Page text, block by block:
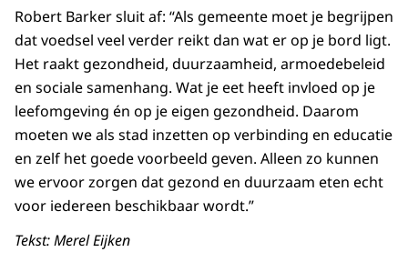
Robert Barker sluit af: “Als gemeente moet je begrijpen
dat voedsel veel verder reikt dan wat er op je bord ligt.
Het raakt gezondheid, duurzaamheid, armoedebeleid
en sociale samenhang. Wat je eet heeft invloed op je
leefomgeving én op je eigen gezondheid. Daarom
moeten we als stad inzetten op verbinding en educatie
en zelf het goede voorbeeld geven. Alleen zo kunnen
we ervoor zorgen dat gezond en duurzaam eten echt
voor iedereen beschikbaar wordt.”
Tekst: Merel Eijken